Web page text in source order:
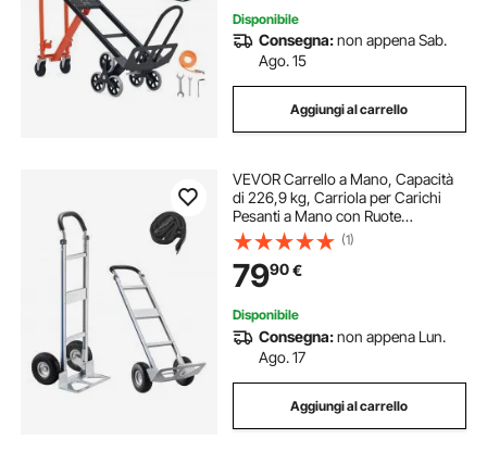
Disponibile
Consegna:non appena Sab.
Ago. 15
Aggiungi al carrello
VEVOR Carrello a Mano, Capacità
di 226,9 kg, Carriola per Carichi
Pesanti a Mano con Ruote
Antiscivolo e Maniglia, in Lega di
Alluminio con Cinghia di
Ancoraggio per Traslochi di Casa,
Magazzino
(1)
7990€
Disponibile
Consegna:non appena Lun.
Ago. 17
Aggiungi al carrello